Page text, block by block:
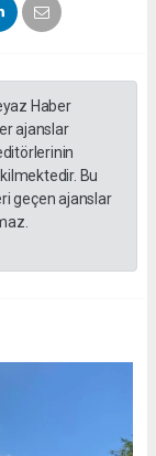
Haber
ajanslar
Bu
geçen ajanslar